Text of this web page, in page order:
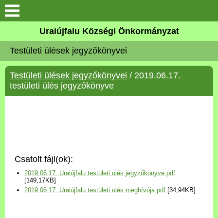
Köszöntő
Elérhetőségek
Uraiújfalu
Választási információk
Versenyképes Járások
Uraiújfalu Községi Önkormányzat
Testületi ülések jegyzőkönyvei
Testületi ülések jegyzőkönyvei / 2019.06.17.
testületi ülés jegyzőkönyve
Csatolt fájl(ok):
2019.06.17. Uraiújfalu testületi ülés jegyzőkönyve.pdf
[149,17KB]
2019.06.17. Uraiújfalu testületi ülés meghívója.pdf [34,94KB]